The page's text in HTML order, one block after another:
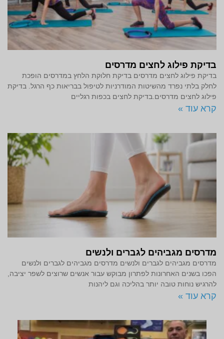
בדיקת פילוג לחצים מדרסים
בדיקת פילוג לחצים מדרסים בדיקת חלוקת הלחץ במדרסים הופכת
לחלק בלתי נפרד מהשיטות המודרניות לטיפול בבריאות כף הרגל. בדיקת
פילוג לחצים מדרסים.בדיקת לחצים בכפות רגליים
קרא עוד »
מדרסים מגביהים לגברים ולנשים
מדרסים מגביהים לגברים ולנשים מדרסים מגביהים לגברים ולנשים
הפכו בשנים האחרונות לפתרון מבוקש עבור אנשים שרוצים לשפר יציבה,
להרגיש נוחות טובה יותר בהליכה וגם ליהנות
קרא עוד »